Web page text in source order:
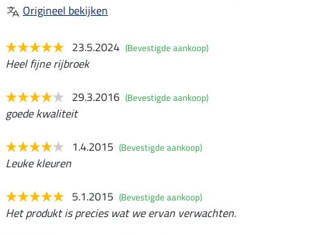
Origineel bekijken
23.5.2024 (Bevestigde aankoop)
Heel fijne rijbroek
29.3.2016 (Bevestigde aankoop)
goede kwaliteit
1.4.2015 (Bevestigde aankoop)
Leuke kleuren
5.1.2015 (Bevestigde aankoop)
Het produkt is precies wat we ervan verwachten.